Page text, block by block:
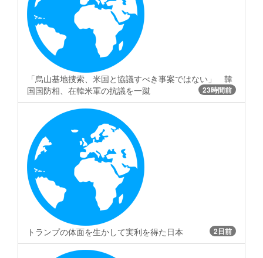
「烏山基地捜索、米国と協議すべき事案ではない」 韓
国国防相、在韓米軍の抗議を一蹴
23時間前
トランプの体面を生かして実利を得た日本 2日前